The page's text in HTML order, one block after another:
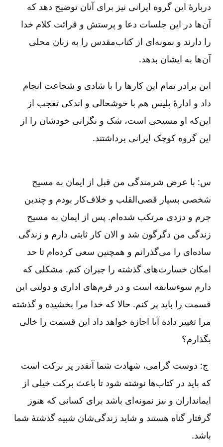
دربارۀ این گروه ایرانی نیز برای آنان توضیح دهد که
آن‌ها در این جلسات دعا و پرستش و قرائت کلام خدا
را دارند و نمونه‌ای از کتاب‌مقدس را به زبان محلی
آن‌ها به ایشان بدهد.
این برادر تمام این کارها را با شادی و شجاعت انجام
داد و ادارۀ پلیس هم با خوشحالی و اندکی تعجب از
این‌که او مسیحی است، شک و نگرانی خودشان را از
این گروه کوچک ایرانی برداشتند.
س: با عرض شرمندگی من قبل از ایمان به مسیح
شخصی بسیار قصی‌القلب و خلاف‌کار بودم و چندین
جرم و دزدی مرتکب شده‌ام. پس از ایمان به مسیح
زندگی من دگرگون شد و الان کار ثابتی دارم و زندگی
ساده‌ای را می‌گذرانم و همچنین سعی کرده‌ام تا حد
امکان خسارت‌های گذشته را جبران کنم. مشکلی که
دارم سوءسابقه است و در فرم‌های اداری و دولتی این
قسمت را باید پر کنم. حالا که خدا مرا بخشیده و گذشته
مرا تغییر داده آیا اجازه خواهد داد این قسمت را خالی
بگذارم؟
ج: دوست گرامی، شهادت شما آنقدر پر برکت است
که باید در کتاب‌ها نوشته شود تا باعث برکت خیلی از
ایمانداران و نیز نمونه‌ای باشد برای کسانی که هنوز
گرفتار گناه هستند و شاید زندگی‌شان شبیه گذشتۀ شما
باشد.